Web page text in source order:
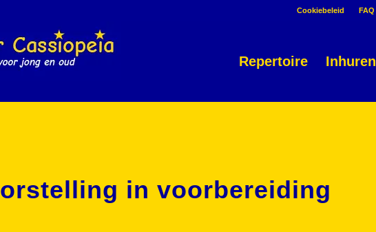
Cookiebeleid FAQ
Repertoire Inhuren
in voorbereiding